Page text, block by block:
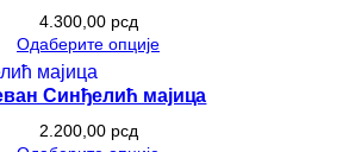
4.300,00 рсд
Одаберите опције
Синђелић мајица
2.200,00 рсд